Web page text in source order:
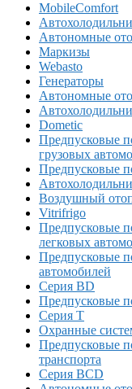
MobileComfort
Автономные
Маркизы
Webasto
Генераторы
Автономные
Dometic
Предпусковые
грузовых
Предпусковые
Воздушный
Vitrifrigo
Предпусковые
легковых
Предпусковые
автомобилей
Серия BD
Предпусковые
Серия T
Охранные
Предпусковые
транспорта
Серия BCD